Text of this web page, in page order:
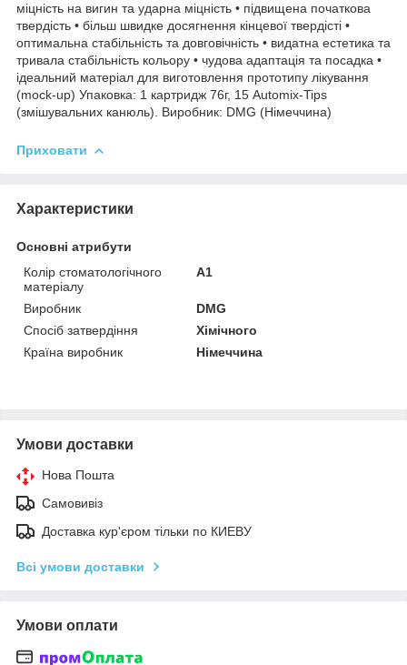
міцність на вигин та ударна міцність • підвищена початкова
твердість • більш швидке досягнення кінцевої твердісті •
оптимальна стабільність та довговічність • видатна естетика та
тривала стабільність кольору • чудова адаптація та посадка •
ідеальний матеріал для виготовлення прототипу лікування
(mock-up) Упаковка: 1 картридж 76г, 15 Automix-Tips
(змішувальних канюль). Виробник: DMG (Німеччина)
Приховати
Характеристики
Основні атрибути
Колір стоматологічного
матеріалу
A1
Виробник
DMG
Спосіб затвердіння
Хімічного
Країна виробник
Німеччина
Умови доставки
Нова Пошта
Самовивіз
Доставка кур'єром тільки по КИЕВУ
Всі умови доставки
Умови оплати